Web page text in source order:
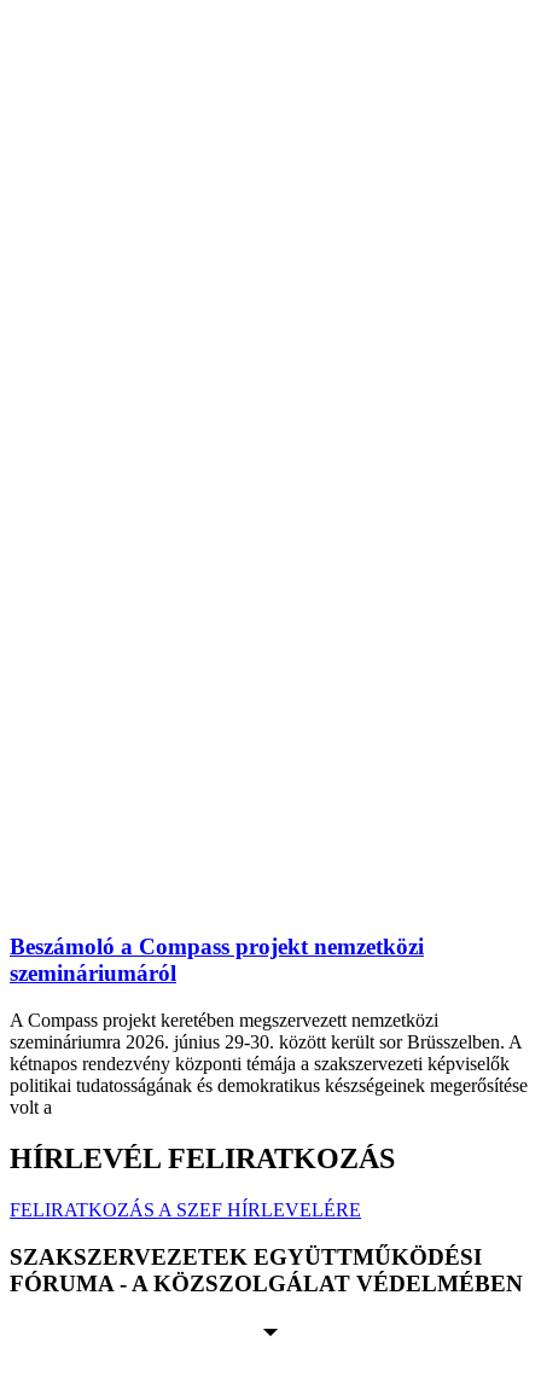
Beszámoló a Compass projekt nemzetközi
szemináriumáról
A Compass projekt keretében megszervezett nemzetközi
szemináriumra 2026. június 29-30. között került sor Brüsszelben. A
kétnapos rendezvény központi témája a szakszervezeti képviselők
politikai tudatosságának és demokratikus készségeinek megerősítése
volt a
HÍRLEVÉL FELIRATKOZÁS
FELIRATKOZÁS A SZEF HÍRLEVELÉRE
SZAKSZERVEZETEK EGYÜTTMŰKÖDÉSI
FÓRUMA - A KÖZSZOLGÁLAT VÉDELMÉBEN